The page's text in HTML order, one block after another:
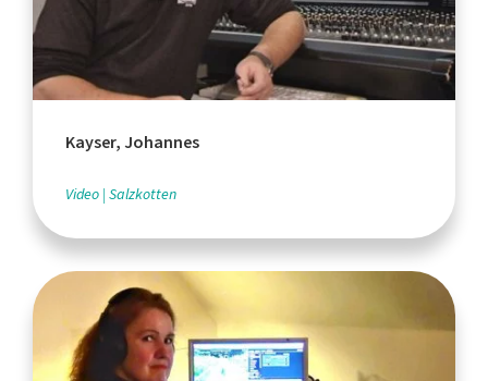
Kayser, Johannes
Video Salzkotten